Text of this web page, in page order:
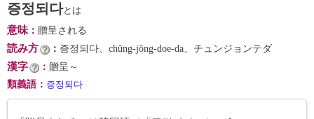
증정되다とは
意味： 贈呈される
読み方 ： 증정되다、chŭng-jŏng-doe-da、チュンジョンテダ
漢字 ： 贈呈～
類義語 ： 증정되다